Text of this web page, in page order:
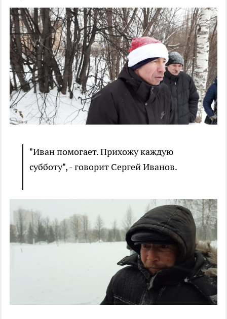
"Иван помогает. Прихожу каждую
субботу", - говорит Сергей Иванов.